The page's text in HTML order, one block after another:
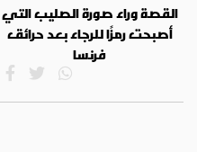
القصة وراء صورة الصليب التي
أصبحت رمزًا للرجاء بعد حرائق
فرنسا